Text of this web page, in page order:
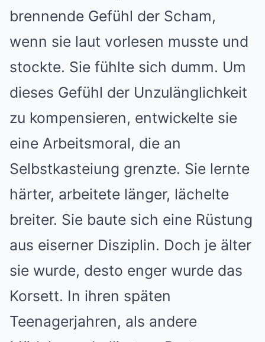
brennende Gefühl der Scham,
wenn sie laut vorlesen musste und
stockte. Sie fühlte sich dumm. Um
dieses Gefühl der Unzulänglichkeit
zu kompensieren, entwickelte sie
eine Arbeitsmoral, die an
Selbstkasteiung grenzte. Sie lernte
härter, arbeitete länger, lächelte
breiter. Sie baute sich eine Rüstung
aus eiserner Disziplin. Doch je älter
sie wurde, desto enger wurde das
Korsett. In ihren späten
Teenagerjahren, als andere